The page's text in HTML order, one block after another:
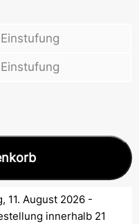
11. August 2026 -
innerhalb 21